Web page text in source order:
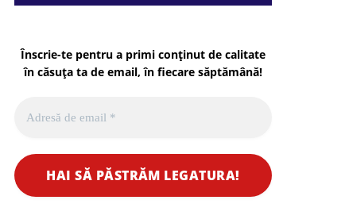
Înscrie-te pentru a primi conținut de calitate
în căsuța ta de email, în fiecare săptămână!